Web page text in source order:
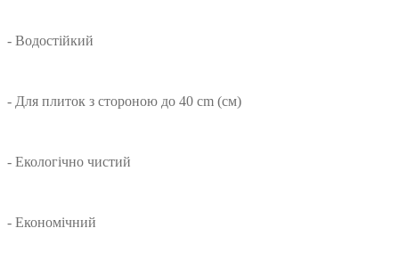
- Водостійкий
- Для плиток з стороною до 40 cm (см)
- Екологічно чистий
- Економічний